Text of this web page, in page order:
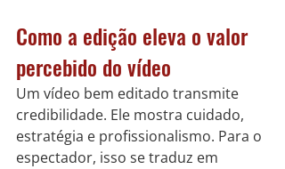
Como a edição eleva o valor
percebido do vídeo
Um vídeo bem editado transmite
credibilidade. Ele mostra cuidado,
estratégia e profissionalismo. Para o
espectador, isso se traduz em